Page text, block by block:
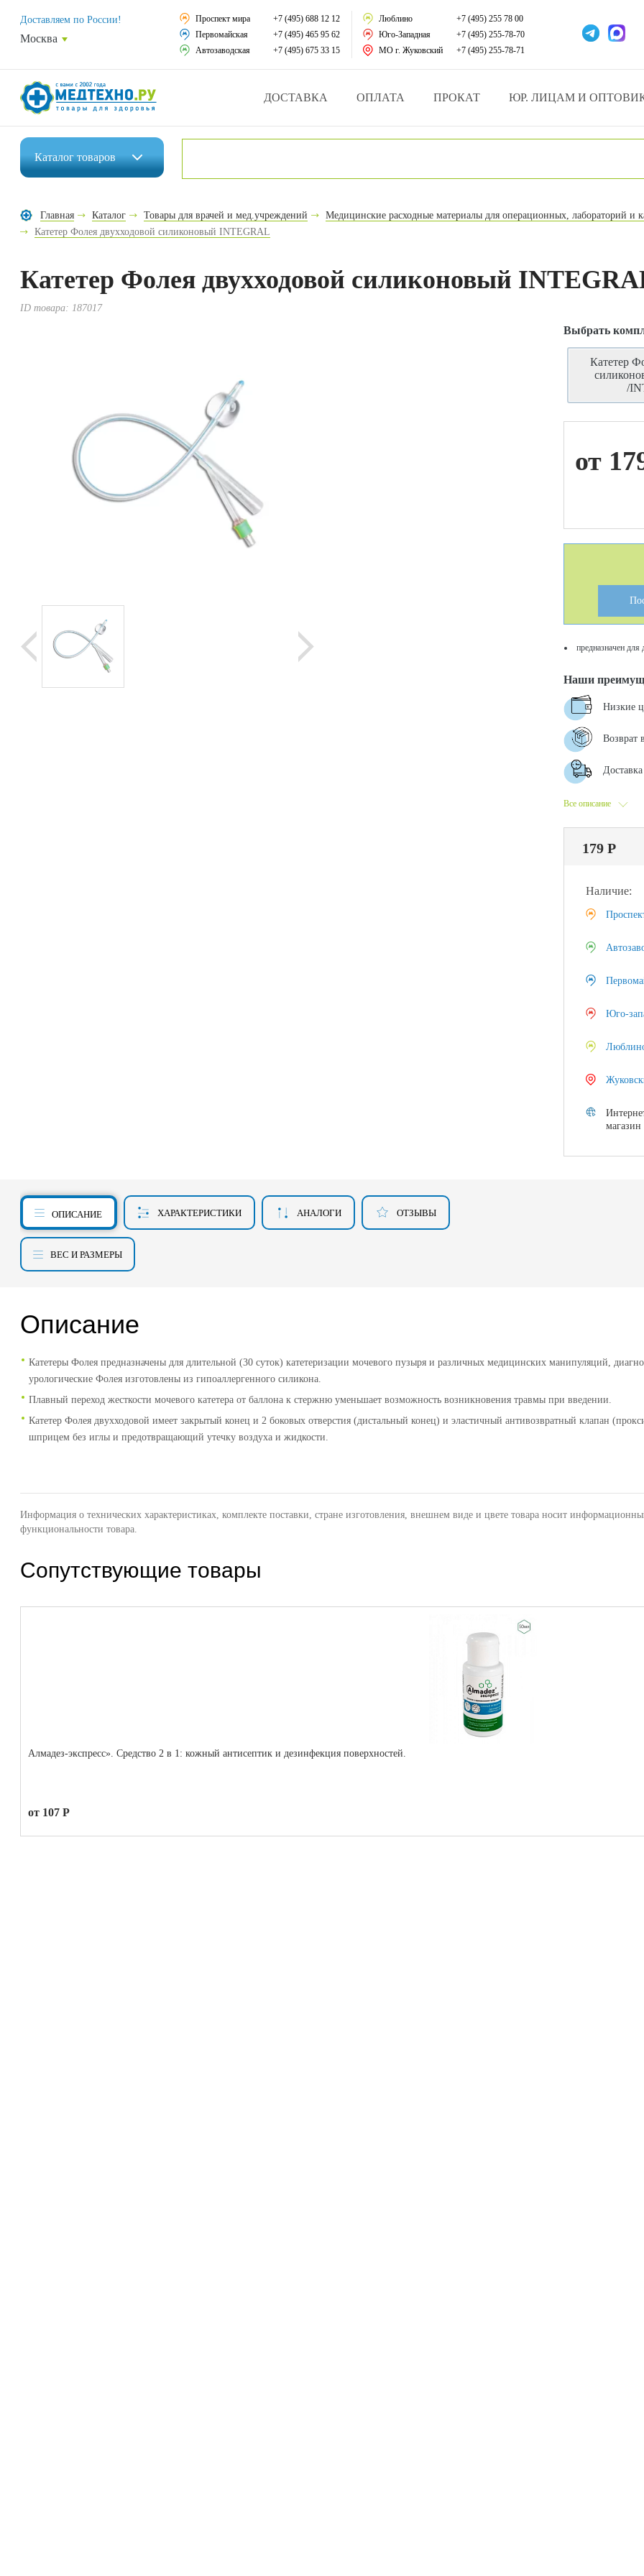
Средства реабилитации
Средства по уходу за больными
Домашняя медтехника
Товары для врачей и мед.учреждений
Уникальные и полезные товары
Доставляем по России!
Москва
Проспект мира
+7 (495) 688 12 12
Первомайская
+7 (495) 465 95 62
Автозаводская
+7 (495) 675 33 15
Люблино
+7 (495) 255 78 00
Юго-Западная
+7 (495) 255-78-70
МО г. Жуковский
+7 (495) 255-78-71
ДОСТАВКА ОПЛАТА ПРОКАТ ЮР. ЛИЦАМ И
Каталогтоваров
Средства реабилитации
Ортопедические изделия
Товары для красоты и здоровья
Товары для врачей и мед.учреждений
Уникальные и полезные товары
Главная Каталог Товары для врачей и мед.учреждений Медицинские расходные материалы для операционных, лабораторий и
Катетер Фолея двухходовой силиконовый INTEGRAL
Катетер Фолея двухходовой силиконовый
ID товара: 187017
Выбрать
Катетер
/
от
предназначен для
Все описание
Наши
Низкие
Возврат
179 Р
Наличие:
Юго-
магазин
ОПИСАНИЕ ХАРАКТЕРИСТИКИ АНАЛОГИ ОТЗЫВЫ
ВЕС И РАЗМЕРЫ
Описание
Катетеры Фолея предназначены для длительной (30 суток) катетеризации мочевого пузыря и различных медицинских манипуляций,
урологические Фолея изготовлены из гипоаллергенного силикона.
Плавный переход жесткости мочевого катетера от баллона к стержню уменьшает возможность возникновения травмы при введении.
Катетер Фолея двухходовой имеет закрытый конец и 2 боковых отверстия (дистальный конец) и эластичный антивозвратный клапан
шприцем без иглы и предотвращающий утечку воздуха и жидкости.
Информация о технических характеристиках, комплекте поставки, стране изготовления, внешнем виде и цвете товара носит
функциональности товара.
Сопутствующие товары
Алмадез-экспресс». Средство 2 в 1: кожный антисептик и дезинфекция поверхностей.
от 107 Р